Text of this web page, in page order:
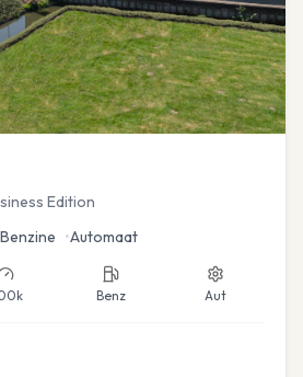
Edition
Benzine •Automaat
Benz Aut